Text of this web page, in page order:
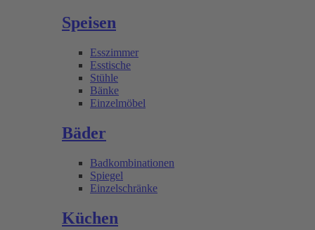
Speisen
Esszimmer
Esstische
Stühle
Bänke
Einzelmöbel
Bäder
Badkombinationen
Spiegel
Einzelschränke
Küchen